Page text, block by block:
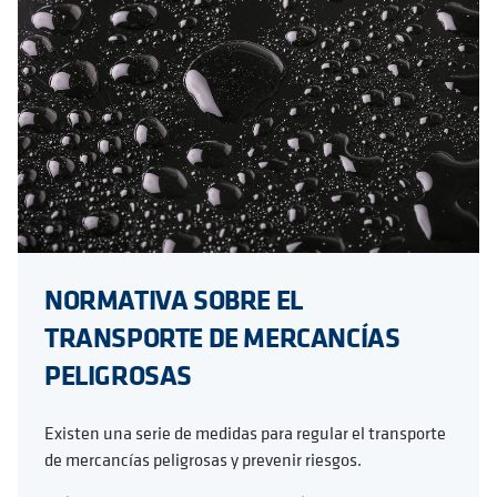
NORMATIVA SOBRE EL
TRANSPORTE DE MERCANCÍAS
PELIGROSAS
Existen una serie de medidas para regular el transporte
de mercancías peligrosas y prevenir riesgos.